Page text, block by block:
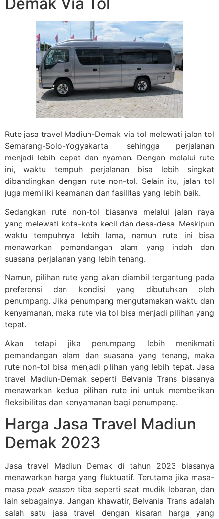
Rute jasa travel Madiun-Demak via tol melewati jalan tol
Semarang-Solo-Yogyakarta, sehingga perjalanan
menjadi lebih cepat dan nyaman. Dengan melalui rute
ini, waktu tempuh perjalanan bisa lebih singkat
dibandingkan dengan rute non-tol. Selain itu, jalan tol
juga memiliki keamanan dan fasilitas yang lebih baik.
Sedangkan rute non-tol biasanya melalui jalan raya
yang melewati kota-kota kecil dan desa-desa. Meskipun
waktu tempuhnya lebih lama, namun rute ini bisa
menawarkan pemandangan alam yang indah dan
suasana perjalanan yang lebih tenang.
Namun, pilihan rute yang akan diambil tergantung pada
preferensi dan kondisi yang dibutuhkan oleh
penumpang. Jika penumpang mengutamakan waktu dan
kenyamanan, maka rute via tol bisa menjadi pilihan yang
tepat.
Akan tetapi jika penumpang lebih menikmati
pemandangan alam dan suasana yang tenang, maka
rute non-tol bisa menjadi pilihan yang lebih tepat. Jasa
travel Madiun-Demak seperti Belvania Trans biasanya
menawarkan kedua pilihan rute ini untuk memberikan
fleksibilitas dan kenyamanan bagi penumpang.
Harga Jasa Travel Madiun
Demak 2023
Jasa travel Madiun Demak di tahun 2023 biasanya
menawarkan harga yang fluktuatif. Terutama jika masa-
masapeak season tiba seperti saat mudik lebaran, dan
lain sebagainya. Jangan khawatir, Belvania Trans adalah
salah satu jasa travel dengan kisaran harga yang